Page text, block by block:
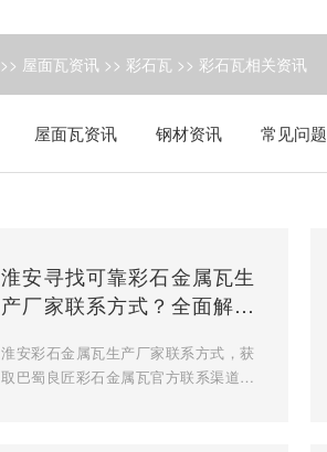
>> 屋面瓦资讯 >>彩石瓦 >>彩石瓦相关资讯
屋面瓦资讯 钢材资讯 常见问题
淮安寻找可靠彩石金属瓦生
产厂家联系方式？全面解析
淮安彩石金属瓦生产厂家联系方式，获
取巴蜀良匠彩石金属瓦官方联系渠道有